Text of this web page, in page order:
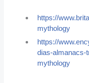
https://
mythology
https://
dias-almanacs-
mythology